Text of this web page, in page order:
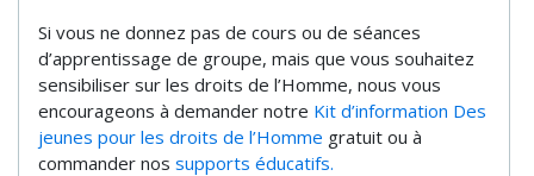
Si vous ne donnez pas de cours ou de séances
d’apprentissage de groupe, mais que vous souhaitez
sensibiliser sur les droits de l’Homme, nous vous
encourageons à demander notre Kit d’information Des
jeunes pour les droits de l’Homme gratuit ou à
commander nos supports éducatifs.